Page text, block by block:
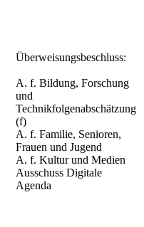
Überweisungsbeschluss:
A. f. Bildung, Forschung
und
Technikfolgenabschätzung
(f)
A. f. Familie, Senioren,
Frauen und Jugend
A. f. Kultur und Medien
Ausschuss Digitale
Agenda